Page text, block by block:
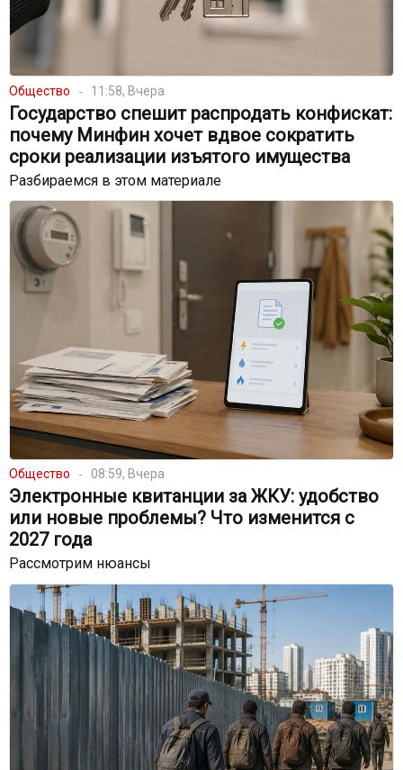
Общество 11:58, Вчера
Государство спешит распродать конфискат:
почему Минфин хочет вдвое сократить
сроки реализации изъятого имущества
Разбираемся в этом материале
Общество 08:59, Вчера
Электронные квитанции за ЖКУ: удобство
или новые проблемы? Что изменится с
2027 года
Рассмотрим нюансы